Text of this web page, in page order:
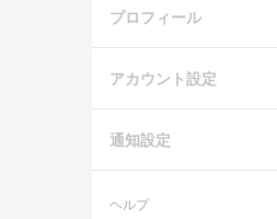
プロフィール
アカウント設定
通知設定
ヘルプ